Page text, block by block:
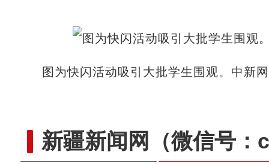
图为快闪活动吸引大批学生围观。中新
新疆新闻网 （微信号